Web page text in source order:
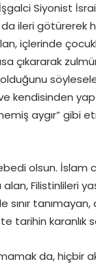
İşgalci Siyonist
da ileri götürerek
içlerinde
çıkararak
olduğunu
kendisinden
aygır” gibi
olsun. İslam
Filistinlileri
sınır
tarihin karanlık
da, hiçbir